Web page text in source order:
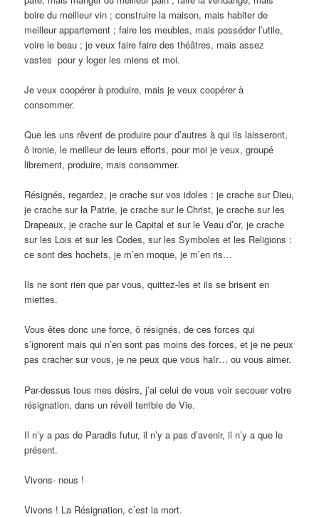
boire du meilleur vin ; construire la maison, mais habiter de
meilleur appartement ; faire les meubles, mais posséder l’utile,
voire le beau ; je veux faire faire des théâtres, mais assez
vastes pour y loger les miens et moi.
Je veux coopérer à produire, mais je veux coopérer à
consommer.
Que les uns rêvent de produire pour d’autres à qui ils laisseront,
ô ironie, le meilleur de leurs efforts, pour moi je veux, groupé
librement, produire, mais consommer.
Résignés, regardez, je crache sur vos idoles : je crache sur Dieu,
je crache sur la Patrie, je crache sur le Christ, je crache sur les
Drapeaux, je crache sur le Capital et sur le Veau d’or, je crache
sur les Lois et sur les Codes, sur les Symboles et les Religions :
ce sont des hochets, je m’en moque, je m’en ris…
Ils ne sont rien que par vous, quittez-les et ils se brisent en
miettes.
Vous êtes donc une force, ô résignés, de ces forces qui
s’ignorent mais qui n’en sont pas moins des forces, et je ne peux
pas cracher sur vous, je ne peux que vous haïr… ou vous aimer.
Par-dessus tous mes désirs, j’ai celui de vous voir secouer votre
résignation, dans un réveil terrible de Vie.
Il n’y a pas de Paradis futur, il n’y a pas d’avenir, il n’y a que le
présent.
Vivons- nous !
Vivons ! La Résignation, c’est la mort.